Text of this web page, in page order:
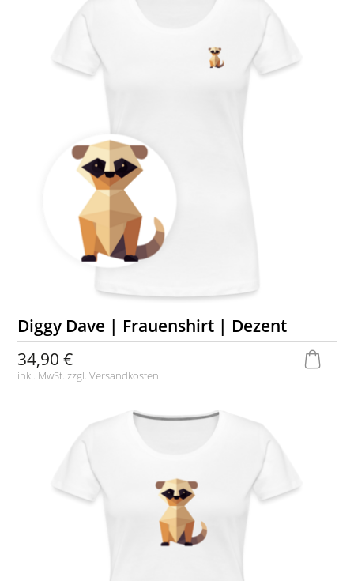
Diggy Dave | Frauenshirt | Dezent
34,90 €
inkl. MwSt. zzgl.Versandkosten